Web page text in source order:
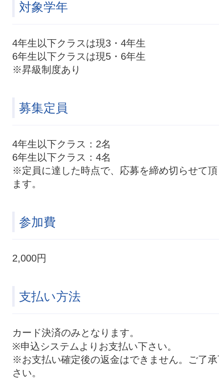
対象学年
4年生以下クラスは現3・4年生
6年生以下クラスは現5・6年生
※昇級制度あり
募集定員
4年生以下クラス：2名
6年生以下クラス：4名
※定員に達した時点で、応募を締め切らせて
ます。
参加費
2,000円
支払い方法
カード決済のみとなります。
※申込システムよりお支払い下さい。
※お支払い確定後の返金はできません。ご了
さい。